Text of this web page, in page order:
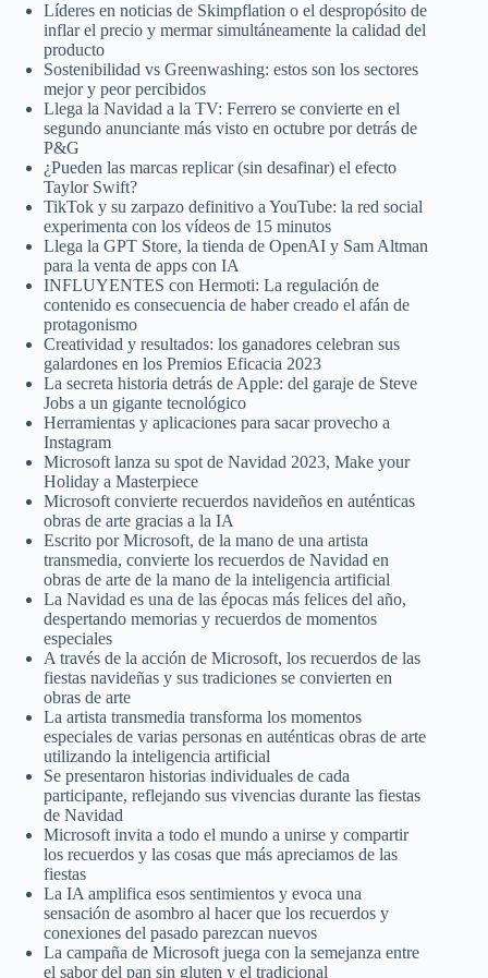
Líderes en noticias de Skimpflation o el despropósito de
inflar el precio y mermar simultáneamente la calidad del
producto
Sostenibilidad vs Greenwashing: estos son los sectores
mejor y peor percibidos
Llega la Navidad a la TV: Ferrero se convierte en el
segundo anunciante más visto en octubre por detrás de
P&G
¿Pueden las marcas replicar (sin desafinar) el efecto
Taylor Swift?
TikTok y su zarpazo definitivo a YouTube: la red social
experimenta con los vídeos de 15 minutos
Llega la GPT Store, la tienda de OpenAI y Sam Altman
para la venta de apps con IA
INFLUYENTES con Hermoti: La regulación de
contenido es consecuencia de haber creado el afán de
protagonismo
Creatividad y resultados: los ganadores celebran sus
galardones en los Premios Eficacia 2023
La secreta historia detrás de Apple: del garaje de Steve
Jobs a un gigante tecnológico
Herramientas y aplicaciones para sacar provecho a
Instagram
Microsoft lanza su spot de Navidad 2023, Make your
Holiday a Masterpiece
Microsoft convierte recuerdos navideños en auténticas
obras de arte gracias a la IA
Escrito por Microsoft, de la mano de una artista
transmedia, convierte los recuerdos de Navidad en
obras de arte de la mano de la inteligencia artificial
La Navidad es una de las épocas más felices del año,
despertando memorias y recuerdos de momentos
especiales
A través de la acción de Microsoft, los recuerdos de las
fiestas navideñas y sus tradiciones se convierten en
obras de arte
La artista transmedia transforma los momentos
especiales de varias personas en auténticas obras de arte
utilizando la inteligencia artificial
Se presentaron historias individuales de cada
participante, reflejando sus vivencias durante las fiestas
de Navidad
Microsoft invita a todo el mundo a unirse y compartir
los recuerdos y las cosas que más apreciamos de las
fiestas
La IA amplifica esos sentimientos y evoca una
sensación de asombro al hacer que los recuerdos y
conexiones del pasado parezcan nuevos
La campaña de Microsoft juega con la semejanza entre
el sabor del pan sin gluten y el tradicional